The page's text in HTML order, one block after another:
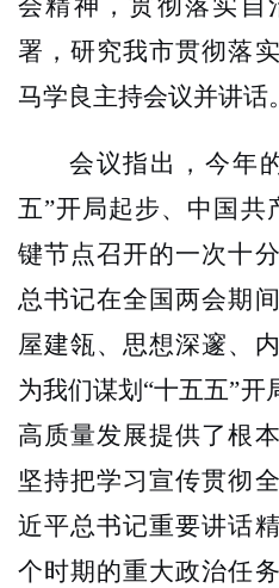
会精神，贯彻落实自
署，研究我市贯彻落
马学良主持会议并讲话。
会议指出，今年
五”开局起步、中国共
键节点召开的一次十
总书记在全国两会期
屋建瓴、思想深邃、
为我们谋划“十五五”
高质量发展提供了根
坚持把学习宣传贯彻
近平总书记重要讲话
个时期的重大政治任